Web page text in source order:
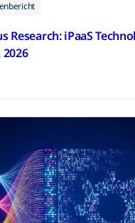
Research: iPaaS